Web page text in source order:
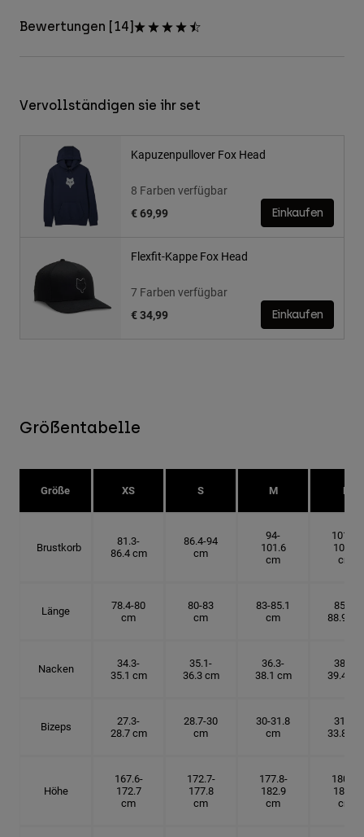
Bewertungen [14]
Vervollständigen sie ihr set
Kapuzenpullover Fox Head
8 Farben verfügbar
€ 69,99
Einkaufen
Flexfit-Kappe Fox Head
7 Farben verfügbar
€ 34,99
Einkaufen
Größentabelle
Größe XS S M L
Brustkorb
81.3-
86.4 cm
86.4-94
cm
94-
101.6
cm
101.6-
109.2
cm
Länge
78.4-80
cm
80-83
cm
83-85.1
cm
85.1-
88.9 cm
Nacken
34.3-
35.1 cm
35.1-
36.3 cm
36.3-
38.1 cm
38.1-
39.4 cm
Bizeps
27.3-
28.7 cm
28.7-30
cm
30-31.8
cm
31.8-
33.8 cm
Höhe
167.6-
172.7
cm
172.7-
177.8
cm
177.8-
182.9
cm
180.3-
185.5
cm